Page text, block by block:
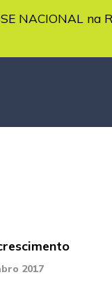
NACIONAL na
2017